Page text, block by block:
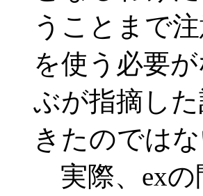
うことまで
を使う必要
ぶが指摘し
きたのでは
実際、exの